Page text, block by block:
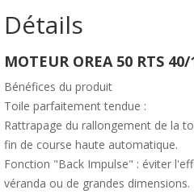
Détails
MOTEUR OREA 50 RTS 40/
Bénéfices du produit
Toile parfaitement tendue :
Rattrapage du rallongement de la
fin de course haute automatique.
Fonction "Back Impulse" : éviter
véranda ou de grandes dimensions.